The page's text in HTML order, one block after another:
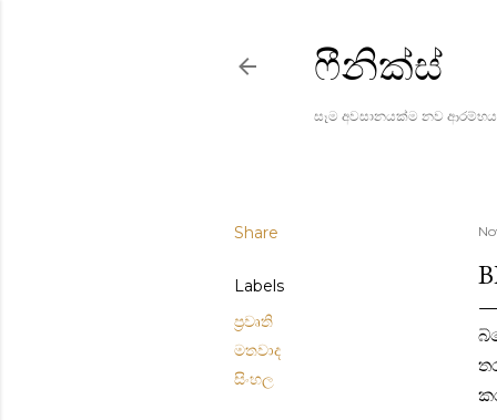
ෆීනික්ස්
සෑම අවසානයක්ම නව
Share
Labels
ප්‍රවෘති
මතවාද
සිංහල